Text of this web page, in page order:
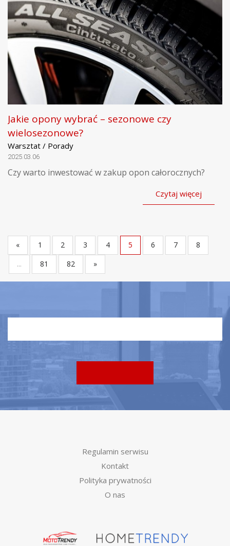
Jakie opony wybrać – sezonowe czy
wielosezonowe?
Warsztat / Porady
2025.03.06
Czy warto inwestować w zakup opon całorocznych?
Czytaj więcej
« 1 2 3 4 5 6 7
8
...
81 82 »
Regulamin serwisu
Kontakt
Polityka prywatności
O nas